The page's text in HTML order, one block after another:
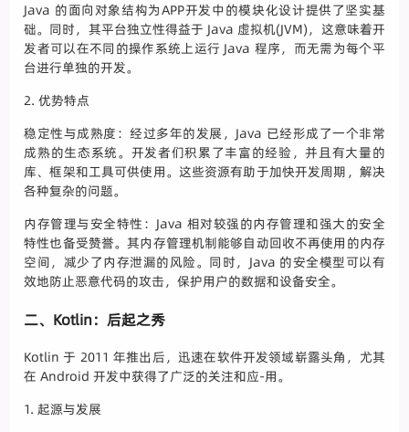
Java 的面向对象结构为APP开发中的模块化设计提供了坚实基
础。同时，其平台独立性得益于 Java 虚拟机(JVM)，这意味着开
发者可以在不同的操作系统上运行 Java 程序，而无需为每个平
台进行单独的开发。
2. 优势特点
稳定性与成熟度：经过多年的发展，Java 已经形成了一个非常
成熟的生态系统。开发者们积累了丰富的经验，并且有大量的
库、框架和工具可供使用。这些资源有助于加快开发周期，解决
各种复杂的问题。
内存管理与安全特性：Java 相对较强的内存管理和强大的安全
特性也备受赞誉。其内存管理机制能够自动回收不再使用的内存
空间，减少了内存泄漏的风险。同时，Java 的安全模型可以有
效地防止恶意代码的攻击，保护用户的数据和设备安全。
二、Kotlin：后起之秀
Kotlin 于 2011 年推出后，迅速在软件开发领域崭露头角，尤其
在 Android 开发中获得了广泛的关注和应-用。
1. 起源与发展